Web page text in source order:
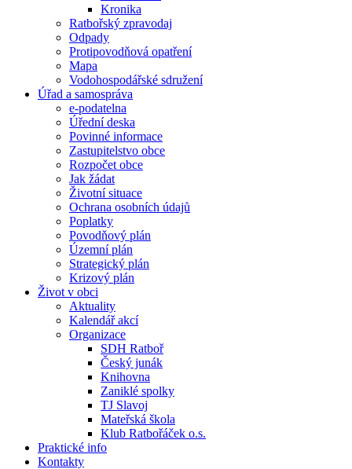
Kronika
Ratbořský zpravodaj
Odpady
Protipovodňová opatření
Mapa
Vodohospodářské sdružení
Úřad a samospráva
e-podatelna
Úřední deska
Povinné informace
Zastupitelstvo obce
Rozpočet obce
Jak žádat
Životní situace
Ochrana osobních údajů
Poplatky
Povodňový plán
Územní plán
Strategický plán
Krizový plán
Život v obci
Aktuality
Kalendář akcí
Organizace
SDH Ratboř
Český junák
Knihovna
Zaniklé spolky
TJ Slavoj
Mateřská škola
Klub Ratbořáček o.s.
Praktické info
Kontakty